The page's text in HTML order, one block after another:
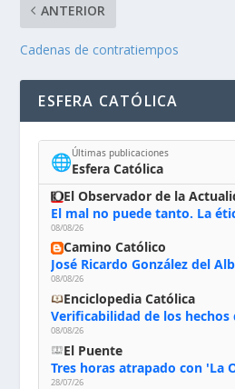
ANTERIOR
Cadenas de contratiempos
ESFERA CATÓLICA
🌐Últimas publicaciones
Esfera Católica
El Observador de la
El mal no puede tanto. La
08/08/26
Camino Católico
08/08/26
Enciclopedia Católica
Verificabilidad de los hechos
08/08/26
El Puente
Tres horas atrapado con 'La
28/07/26